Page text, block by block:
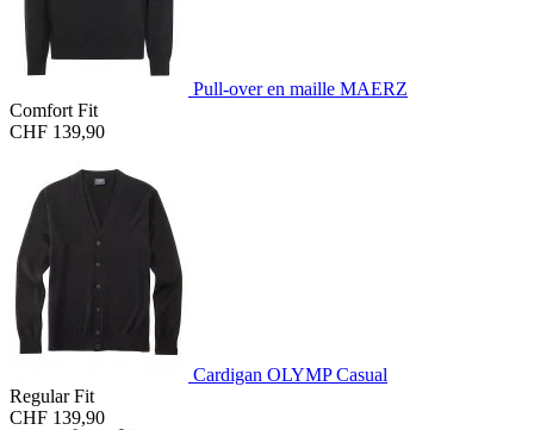
Pull-over en maille MAERZ
Comfort Fit
CHF 139,90
Cardigan OLYMP Casual
Regular Fit
CHF 139,90